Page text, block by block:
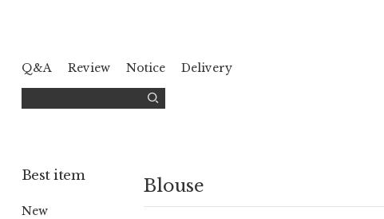
Q&A Review Notice Delivery
Best item
New
Blouse